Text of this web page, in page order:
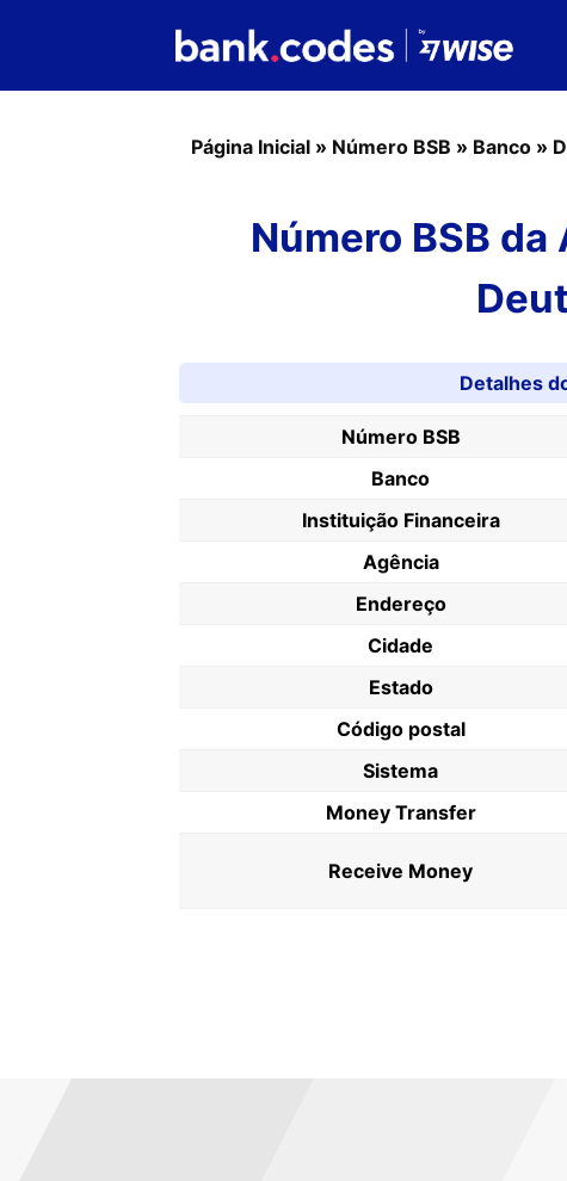
Página Inicial » Número BSB » Banco »
Número BSB
Detalhes
Número BSB
Banco
Instituição Financeira
Agência
Endereço
Cidade
Estado
Código postal
Sistema
Money Transfer
Receive Money